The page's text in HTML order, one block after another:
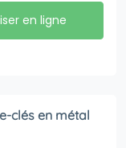
en ligne
clés en métal